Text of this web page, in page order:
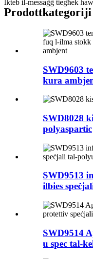
Ikteb il-messaġġ tiegħek
Prodottkategoriji
SWD9603
kura
SWD8028
polyaspartic
SWD9513
ilbies
SWD9514
u spec tal-